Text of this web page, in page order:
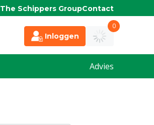
The Schippers GroupContact
Inloggen
0
Advies